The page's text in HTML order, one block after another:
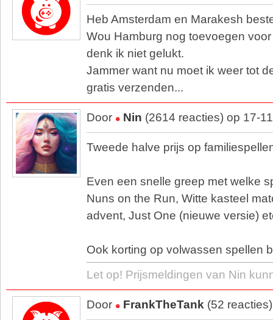
Heb Amsterdam en Marakesh
Wou Hamburg nog toevoegen
denk ik niet gelukt.
Jammer want nu moet ik weer tot
gratis verzenden...
Door Nin (2614 reacties) op 17-
Tweede halve prijs op
Even een snelle greep met welke
Nuns on the Run, Witte kasteel
advent, Just One (nieuwe versie)
Ook korting op volwassen spellen
Let op! Prijsmeldingen van Nin
Door FrankTheTank (52